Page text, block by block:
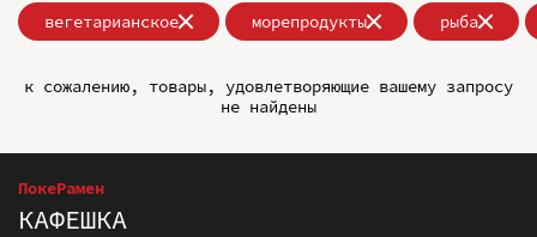
вегетарианское морепродукты рыба
к сожалению, товары, удовлетворяющие вашему запросу
не найдены
ПокеРамен
КАФЕШКА